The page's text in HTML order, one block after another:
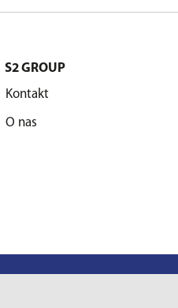
S2 GROUP
Kontakt
O nas